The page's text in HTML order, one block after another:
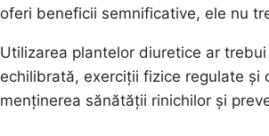
oferi beneficii semnificative, ele nu
Utilizarea plantelor diuretice ar
echilibrată, exerciții fizice regulate
menținerea sănătății rinichilor și